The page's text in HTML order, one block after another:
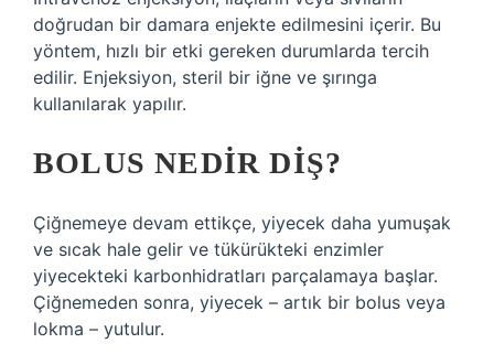
doğrudan bir damara enjekte edilmesini içerir. Bu
yöntem, hızlı bir etki gereken durumlarda tercih
edilir. Enjeksiyon, steril bir iğne ve şırınga
kullanılarak yapılır.
BOLUS NEDIR DIŞ?
Çiğnemeye devam ettikçe, yiyecek daha yumuşak
ve sıcak hale gelir ve tükürükteki enzimler
yiyecekteki karbonhidratları parçalamaya başlar.
Çiğnemeden sonra, yiyecek – artık bir bolus veya
lokma – yutulur.